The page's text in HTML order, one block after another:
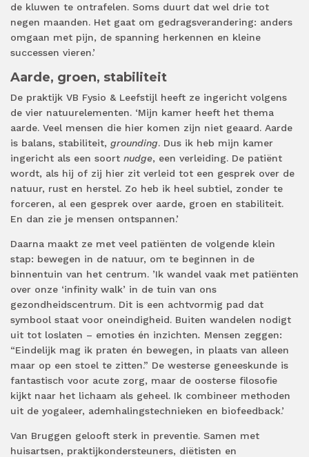
de kluwen te ontrafelen. Soms duurt dat wel drie tot
negen maanden. Het gaat om gedragsverandering: anders
omgaan met pijn, de spanning herkennen en kleine
successen vieren.’
Aarde, groen, stabiliteit
De praktijk VB Fysio & Leefstijl heeft ze ingericht volgens
de vier natuurelementen. ‘Mijn kamer heeft het thema
aarde. Veel mensen die hier komen zijn niet geaard. Aarde
is balans, stabiliteit, grounding. Dus ik heb mijn kamer
ingericht als een soort nudge, een verleiding. De patiënt
wordt, als hij of zij hier zit verleid tot een gesprek over de
natuur, rust en herstel. Zo heb ik heel subtiel, zonder te
forceren, al een gesprek over aarde, groen en stabiliteit.
En dan zie je mensen ontspannen.’
Daarna maakt ze met veel patiënten de volgende klein
stap: bewegen in de natuur, om te beginnen in de
binnentuin van het centrum. ’Ik wandel vaak met patiënten
over onze ‘infinity walk’ in de tuin van ons
gezondheidscentrum. Dit is een achtvormig pad dat
symbool staat voor oneindigheid. Buiten wandelen nodigt
uit tot loslaten – emoties én inzichten. Mensen zeggen:
“Eindelijk mag ik praten én bewegen, in plaats van alleen
maar op een stoel te zitten.” De westerse geneeskunde is
fantastisch voor acute zorg, maar de oosterse filosofie
kijkt naar het lichaam als geheel. Ik combineer methoden
uit de yogaleer, ademhalingstechnieken en biofeedback.’
Van Bruggen gelooft sterk in preventie. Samen met
huisartsen, praktijkondersteuners, diëtisten en